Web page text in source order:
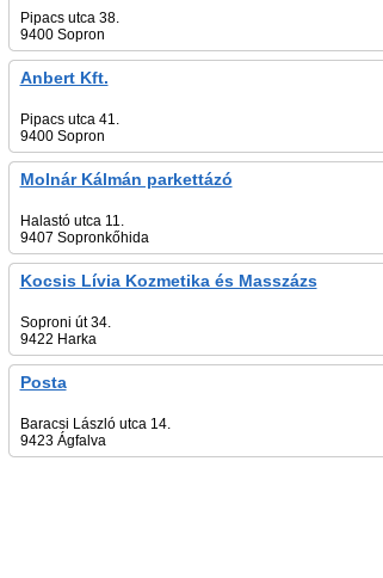
Pipacs utca 38.
9400 Sopron
Anbert Kft.
Pipacs utca 41.
9400 Sopron
Molnár Kálmán parkettázó
Halastó utca 11.
9407 Sopronkőhida
Kocsis Lívia Kozmetika és Masszázs
Soproni út 34.
9422 Harka
Posta
Baracsi László utca 14.
9423 Ágfalva